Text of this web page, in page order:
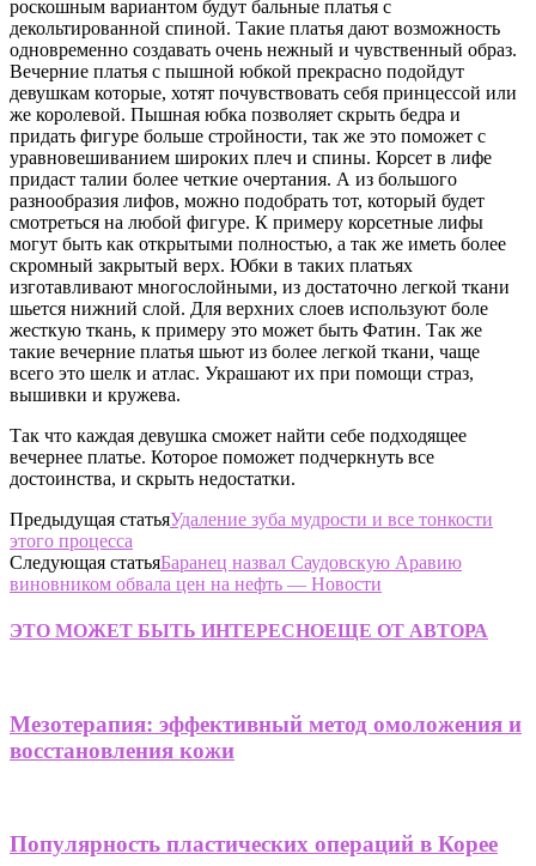
роскошным вариантом будут бальные платья с
декольтированной спиной. Такие платья дают возможность
одновременно создавать очень нежный и чувственный образ.
Вечерние платья с пышной юбкой прекрасно подойдут
девушкам которые, хотят почувствовать себя принцессой или
же королевой. Пышная юбка позволяет скрыть бедра и
придать фигуре больше стройности, так же это поможет с
уравновешиванием широких плеч и спины. Корсет в лифе
придаст талии более четкие очертания. А из большого
разнообразия лифов, можно подобрать тот, который будет
смотреться на любой фигуре. К примеру корсетные лифы
могут быть как открытыми полностью, а так же иметь более
скромный закрытый верх. Юбки в таких платьях
изготавливают многослойными, из достаточно легкой ткани
шьется нижний слой. Для верхних слоев используют боле
жесткую ткань, к примеру это может быть Фатин. Так же
такие вечерние платья шьют из более легкой ткани, чаще
всего это шелк и атлас. Украшают их при помощи страз,
вышивки и кружева.
Так что каждая девушка сможет найти себе подходящее
вечернее платье. Которое поможет подчеркнуть все
достоинства, и скрыть недостатки.
Предыдущая статьяУдаление зуба мудрости и все тонкости
этого процесса
Следующая статьяБаранец назвал Саудовскую Аравию
виновником обвала цен на нефть — Новости
ЭТО МОЖЕТ БЫТЬ ИНТЕРЕСНОЕЩЕ ОТ АВТОРА
Мезотерапия: эффективный метод омоложения и
восстановления кожи
Популярность пластических операций в Корее